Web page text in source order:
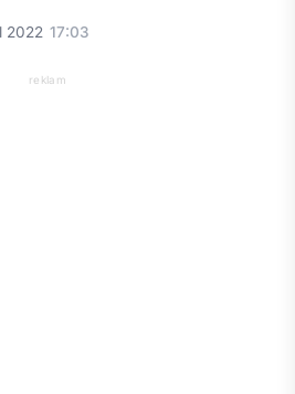
2022 17:03
reklam